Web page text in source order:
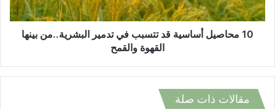
البشرية..من
بينها
القهوة 10 محاصيل أساسية قد تتسبب في تدمير البشرية..من بينها
القهوة والقمح
مقالات ذات صلة